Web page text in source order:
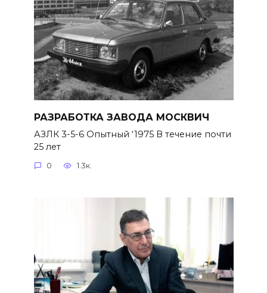
РАЗРАБОТКА ЗАВОДА МОСКВИЧ
АЗЛК 3-5-6 Опытный ‘1975 В течение почти
25 лет
0 1.3к.